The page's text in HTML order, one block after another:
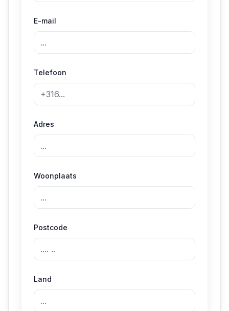
E-mail
Telefoon
Adres
Woonplaats
Postcode
Land